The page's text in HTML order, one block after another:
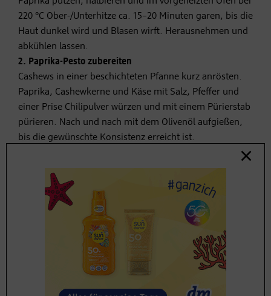
220 °C Ober-/Unterhitze ca. 15–20 Minuten garen, bis die
Haut dunkel wird und Blasen wirft. Herausnehmen und
abkühlen lassen.
2. Paprika-Pesto zubereiten
Cashews in einer beschichteten Pfanne kurz anrösten.
Paprika, Cashewkerne und Käse mit Salz, Pfeffer und
einer Prise Chilipulver würzen und mit einem Pürierstab
pürieren. Nach und nach mit dem Olivenöl aufgießen,
bis die gewünschte Konsistenz erreicht ist.
2. Rucola-Pesto: Zutaten für 4
Portionen
300 g Rucola
100 g Pinienkerne (alternativ: Zedernüsse)
2 Knoblauchzehen
Parmesan